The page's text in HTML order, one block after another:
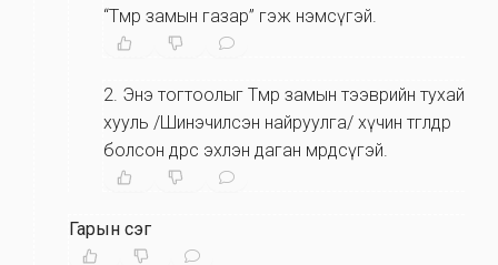
“Төмөр замын газар” гэж нэмсүгэй.
2. Энэ тогтоолыг Төмөр замын тээврийн тухай
хууль /Шинэчилсэн найруулга/ хүчин төгөлдөр
болсон өдрөөс эхлэн даган мөрдсүгэй.
Гарын үсэг